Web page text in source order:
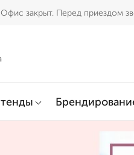
Офис закрыт. Перед приездом